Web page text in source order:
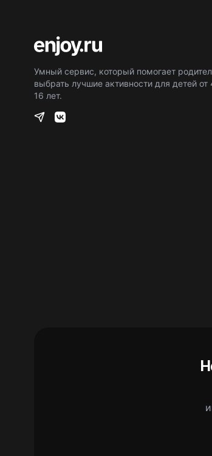
Умный сервис, который помогает
выбрать лучшие активности для детей от
16 лет.